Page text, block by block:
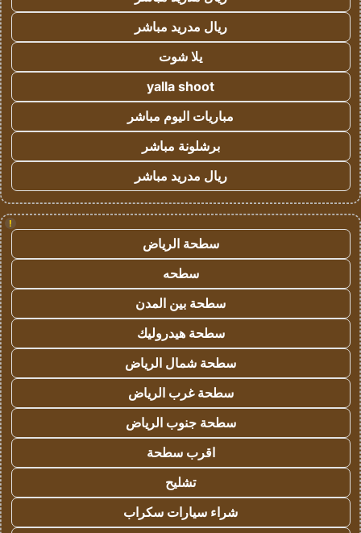
ريال مدريد مباشر
يلا شوت
yalla shoot
مباريات اليوم مباشر
برشلونة مباشر
ريال مدريد مباشر
!
سطحة الرياض
سطحه
سطحة بين المدن
سطحة هيدروليك
سطحة شمال الرياض
سطحة غرب الرياض
سطحة جنوب الرياض
اقرب سطحة
تشليح
شراء سيارات سكراب